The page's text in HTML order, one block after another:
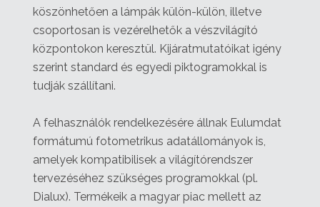
köszönhetően a lámpák külön-külön, illetve
csoportosan is vezérelhetők a vészvilágító
központokon keresztül. Kijáratmutatóikat igény
szerint standard és egyedi piktogramokkal is
tudják szállítani.
A felhasználók rendelkezésére állnak Eulumdat
formátumú fotometrikus adatállományok is,
amelyek kompatibilisek a világítórendszer
tervezéséhez szükséges programokkal (pl.
Dialux). Termékeik a magyar piac mellett az